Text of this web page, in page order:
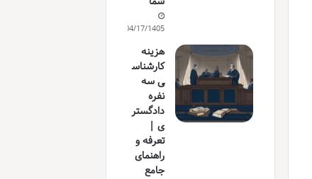
04/17/1405
هزینه
کارشناس
ی سه
نفره
دادگستر
ی |
تعرفه و
راهنمای
جامع